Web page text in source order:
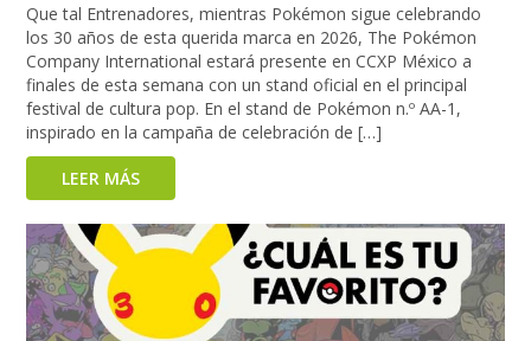
Que tal Entrenadores, mientras Pokémon sigue celebrando
los 30 años de esta querida marca en 2026, The Pokémon
Company International estará presente en CCXP México a
finales de esta semana con un stand oficial en el principal
festival de cultura pop. En el stand de Pokémon n.º AA-1,
inspirado en la campaña de celebración de […]
LEER MÁS